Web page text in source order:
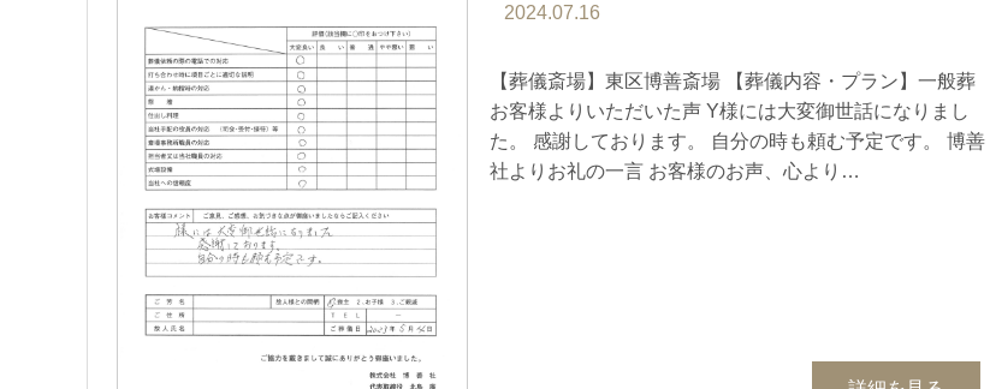
2024.07.16
【葬儀斎場】東区博善斎場 【葬儀内容・プラン】一般葬
お客様よりいただいた声 Y様には大変御世話になりまし
た。 感謝しております。 自分の時も頼む予定です。 博善
社よりお礼の一言 お客様のお声、心より…